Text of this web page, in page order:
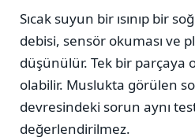
Sıcak suyun bir ısınıp bir
debisi, sensör okuması ve
düşünülür. Tek bir parçaya
olabilir. Muslukta görülen
devresindeki sorun aynı
değerlendirilmez.